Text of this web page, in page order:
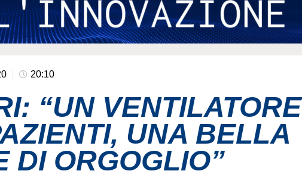
20:10
“UN VENTILATORE
UNA BELLA
DI ORGOGLIO”